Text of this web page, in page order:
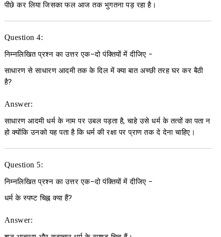
पीछे कर लिया जिसका फल आज तक भुगतना पड़ रहा है।
Question 4:
निम्नलिखित प्रश्न का उत्तर एक–दो पंक्तियों में दीजिए −
साधारण से साधारण आदमी तक के दिल में क्या बात अच्छी तरह घर कर बैठी
है?
Answer:
साधारण आदमी धर्म के नाम पर उबल पड़ता है, चाहे उसे धर्म के तत्वों का पता न
हो क्योंकि उनको यह पता है कि धर्म की रक्षा पर प्राण तक दे देना चाहिए।
Question 5:
निम्नलिखित प्रश्न का उत्तर एक–दो पंक्तियों में दीजिए −
धर्म के स्पष्ट चिह्न क्या हैं?
Answer: